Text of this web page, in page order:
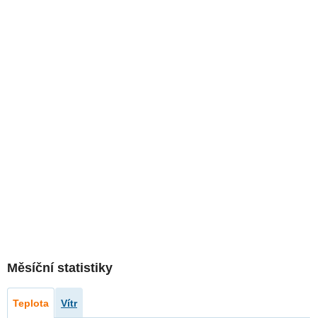
Měsíční statistiky
Teplota Vítr